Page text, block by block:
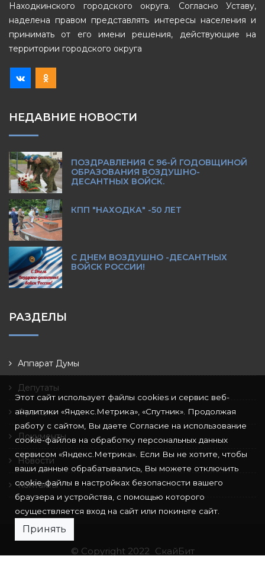
Находкинского городского округа. Согласно Уставу,
наделена правом представлять интересы населения и
принимать от его имени решения, действующие на
территории городского округа
НЕДАВНИЕ НОВОСТИ
ПОЗДРАВЛЕНИЯ С 96-Й ГОДОВЩИНОЙ
ОБРАЗОВАНИЯ ВОЗДУШНО-
ДЕСАНТНЫХ ВОЙСК.
КПП "НАХОДКА" -50 ЛЕТ
С ДНЕМ ВОЗДУШНО -ДЕСАНТНЫХ
ВОЙСК РОССИИ!
РАЗДЕЛЫ
Аппарат Думы
Депутаты
Фракции
Документы
Новости
Контакты
© Copyright 2022 СкайБит
Этот сайт использует файлы cookies и сервис веб-
аналитики «Яндекс.Метрика», «Спутник». Продолжая
работу с сайтом, Вы даете Согласие на использование
cookie-файлов на обработку персональных данных
сервисом «Яндекс.Метрика». Если Вы не хотите, чтобы
ваши данные обрабатывались, Вы можете отключить
cookie-файлы в настройках безопасности вашего
браузера и устройства, с помощью которого
осуществляется вход на сайт или покиньте сайт.
Принять